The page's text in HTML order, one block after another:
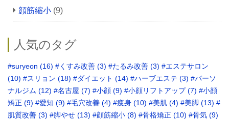
顔筋縮小 (9)
人気のタグ
#suryeon (16) #くすみ改善 (3) #たるみ改善 (3) #エステサロン
(10) #スリョン (18) #ダイエット (14) #ハーブエステ (3) #パーソ
ナルジム (12) #名古屋 (7) #小顔 (9) #小顔リフトアップ(7) #小顔
矯正 (9) #愛知 (9) #毛穴改善 (4) #痩身 (10) #美肌 (4) #美脚 (13) #
肌質改善 (3) #脚やせ (13) #顔筋縮小 (8) #骨格矯正‬ (10) #骨気 (9)